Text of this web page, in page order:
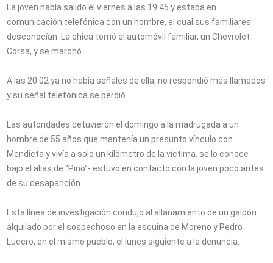
La joven había salido el viernes a las 19:45 y estaba en
comunicación telefónica con un hombre, el cual sus familiares
desconocían. La chica tomó el automóvil familiar, un Chevrolet
Corsa, y se marchó.
A las 20:02 ya no había señales de ella, no respondió más llamados
y su señal telefónica se perdió.
Las autoridades detuvieron el domingo a la madrugada a un
hombre de 55 años que mantenía un presunto vínculo con
Mendieta y vivía a solo un kilómetro de la víctima, se lo conoce
bajo el alias de “Pino”- estuvo en contacto con la joven poco antes
de su desaparición.
Esta línea de investigación condujo al allanamiento de un galpón
alquilado por el sospechoso en la esquina de Moreno y Pedro
Lucero, en el mismo pueblo, el lunes siguiente a la denuncia.